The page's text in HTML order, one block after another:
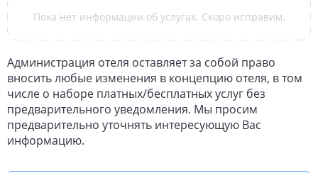
Пока нет информации об услугах. Скоро исправим.
Администрация отеля оставляет за собой право
вносить любые изменения в концепцию отеля, в том
числе о наборе платных/бесплатных услуг без
предварительного уведомления. Мы просим
предварительно уточнять интересующую Вас
информацию.